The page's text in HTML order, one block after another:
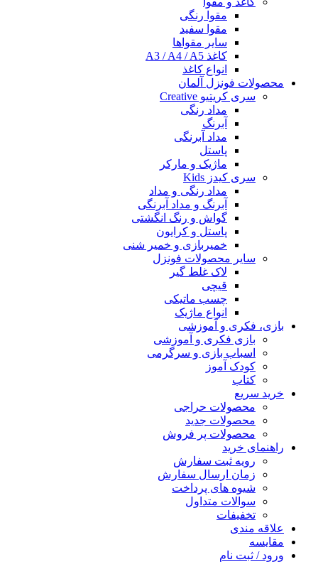
مقوا رنگی
مقوا سفید
سایر مقواها
کاغذ A3 / A4 / A5
انواع کاغذ
محصولات فونزل آلمان
سری کریتیو Creative
مداد رنگی
آبرنگ
مداد آبرنگی
پاستل
ماژیک و مارکر
سری کیدز Kids
مداد رنگی و مداد
آبرنگ و مداد آبرنگی
گواش و رنگ انگشتی
پاستل و کرایون
خمیربازی و خمیر شنی
سایر محصولات فونزل
لاک غلط گیر
قیچی
چسب ماتیکی
انواع ماژیک
بازی، فکری و آموزشی
بازی فکری و آموزشی
اسباب بازی و سرگرمی
کودک آموز
کتاب
خرید سریع
محصولات حراجی
محصولات جدید
محصولات پر فروش
راهنمای خرید
رویه ثبت سفارش
زمان ارسال سفارش
شیوه های پرداخت
سوالات متداول
تخفیفات
علاقه مندی
مقايسه
ورود / ثبت نام